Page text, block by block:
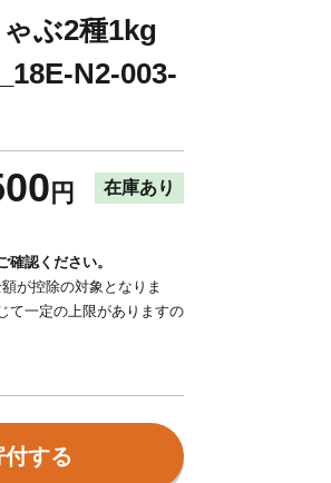
ぶ2種1kg
N2-003-
円 在庫あり
確認ください。
が控除の対象となりま
て一定の上限がありますの
付する